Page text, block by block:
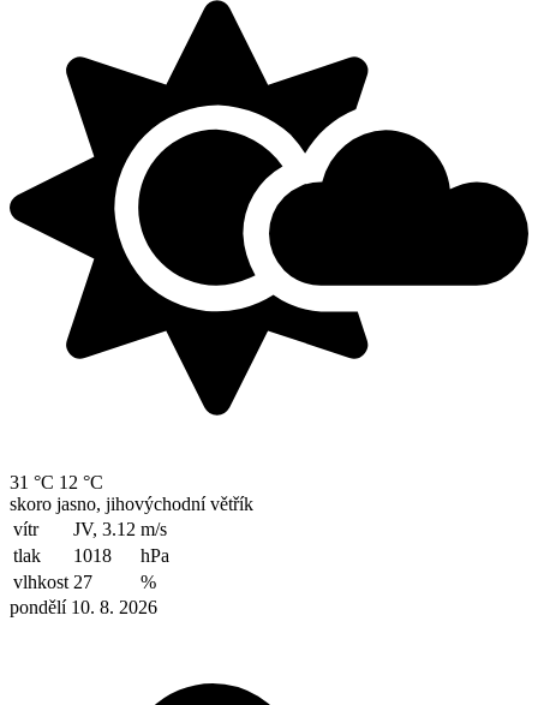
31 °C 12 °C
skoro jasno, jihovýchodní větřík
vítr
JV, 3.12 m/s
tlak
1018
hPa
vlhkost 27
%
pondělí 10. 8. 2026